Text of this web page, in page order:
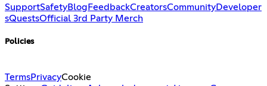
SupportSafetyBlog FeedbackCreatorsCommunityDeveloper
sQuestsOfficial 3rd Party Merch
Policies
TermsPrivacyCookie